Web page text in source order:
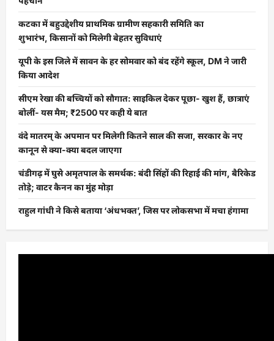
कटका में बहुउद्देशीय प्राथमिक ग्रामीण सहकारी समिति का
शुभारंभ, किसानों को मिलेगी बेहतर सुविधाएं
यूपी के इस जिले में सावन के हर सोमवार को बंद रहेंगे स्कूल, DM ने जारी
किया आदेश
सीएम रेखा की बच्चियों को सौगात: साइकिल देकर पूछा- खुश हैं, छात्राएं
बोलीं- यस मैम; ₹2500 पर कही ये बात
वंदे मातरम् के अपमान पर मिलेगी कितने साल की सजा, सरकार के नए
कानून से क्या-क्या बदल जाएगा
चंडीगढ़ में घुसे अमृतपाल के समर्थक: बंदी सिंहों की रिहाई की मांग, बैरिकेड
तोड़े; वाटर कैनन का मुंह मोड़ा
राहुल गांधी ने किसे बताया ‘अंधभक्त’, जिस पर लोकसभा में मचा हंगामा